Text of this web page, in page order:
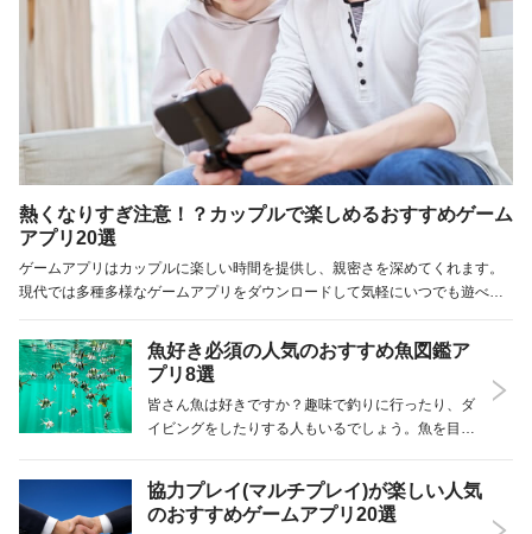
熱くなりすぎ注意！？カップルで楽しめるおすすめゲーム
アプリ20選
ゲームアプリはカップルに楽しい時間を提供し、親密さを深めてくれます。
現代では多種多様なゲームアプリをダウンロードして気軽にいつでも遊べる
てご紹介します！ 人気のおすすめカ…
魚好き必須の人気のおすすめ魚図鑑ア
プリ8選
皆さん魚は好きですか？趣味で釣りに行ったり、ダ
イビングをしたりする人もいるでしょう。魚を目に
回は魚の知識を深められる人気の魚の図鑑アプリを
ご紹介します…
協力プレイ(マルチプレイ)が楽しい人気
のおすすめゲームアプリ20選